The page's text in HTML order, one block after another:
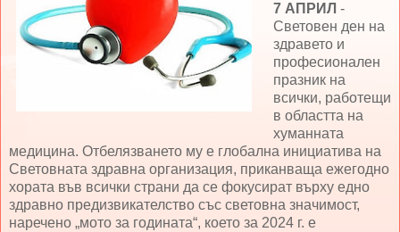
7 АПРИЛ -
Световен ден на
здравето и
професионален
празник на
всички, работещи
в областта на
хуманната
медицина. Отбелязването му е глобална инициатива на
Световната здравна организация, приканваща ежегодно
хората във всички страни да се фокусират върху едно
здравно предизвикателство със световна значимост,
наречено „мото за годината“, което за 2024 г. е